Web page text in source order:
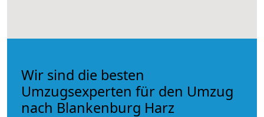
Wir sind die besten
Umzugsexperten für den Umzug
nach Blankenburg Harz